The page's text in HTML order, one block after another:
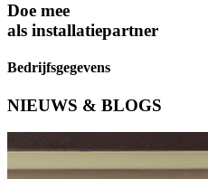
Doe mee
als installatiepartner
Bedrijfsgegevens
NIEUWS & BLOGS